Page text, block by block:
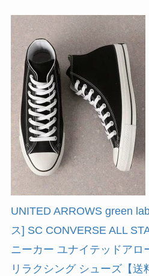
UNITED ARROWS green
ス] SC CONVERSE ALL
ニーカー ユナイテッドアロ
リラクシング シューズ【送